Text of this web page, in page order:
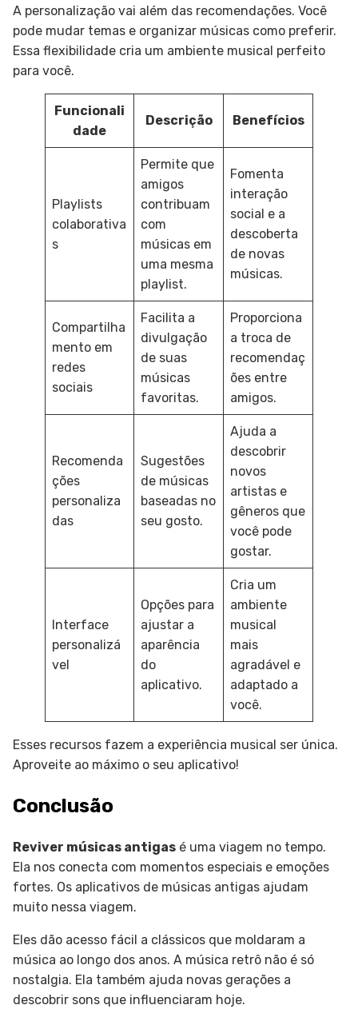
A personalização vai além das recomendações. Você
pode mudar temas e organizar músicas como preferir.
Essa flexibilidade cria um ambiente musical perfeito
para você.
Funcionali
dade
Descrição Benefícios
Playlists
colaborativa
s
Permite que
amigos
contribuam
com
músicas em
uma mesma
playlist.
Fomenta
interação
social e a
descoberta
de novas
músicas.
Compartilha
mento em
redes
sociais
Facilita a
divulgação
de suas
músicas
favoritas.
Proporciona
a troca de
recomendaç
ões entre
amigos.
Recomenda
ções
personaliza
das
Sugestões
de músicas
baseadas no
seu gosto.
Ajuda a
descobrir
novos
artistas e
gêneros que
você pode
gostar.
Interface
personalizá
vel
Opções para
ajustar a
aparência
do
aplicativo.
Cria um
ambiente
musical
mais
agradável e
adaptado a
você.
Esses recursos fazem a experiência musical ser única.
Aproveite ao máximo o seu aplicativo!
Conclusão
Reviver músicas antigas é uma viagem no tempo.
Ela nos conecta com momentos especiais e emoções
fortes. Os aplicativos de músicas antigas ajudam
muito nessa viagem.
Eles dão acesso fácil a clássicos que moldaram a
música ao longo dos anos. A música retrô não é só
nostalgia. Ela também ajuda novas gerações a
descobrir sons que influenciaram hoje.